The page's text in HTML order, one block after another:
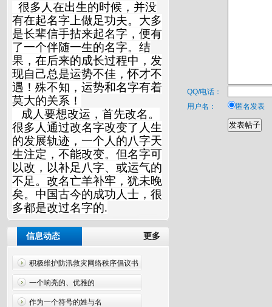
很多人在出生的时候，并没
有在起名字上做足功夫。大多
是长辈信手拈来起名字，便有
了一个伴随一生的名字。结
果，在后来的成长过程中，发
现自己总是运势不佳，怀才不
遇！殊不知，运势和名字有着
莫大的关系！
成人要想改运，首先改名。
很多人通过改名字改变了人生
的发展轨迹，一个人的八字天
生注定，不能改变。但名字可
以改，以补足八字、或运气的
不足。改名亡羊补牢，犹未晚
矣。中国古今的成功人士，很
多都是改过名字的.
更多
信息动态
积极维护防汛救灾网络秩序倡议书
一个响亮的、优雅的
作为一个符号的姓与名
QQ/电话：
用户名：
匿名发表